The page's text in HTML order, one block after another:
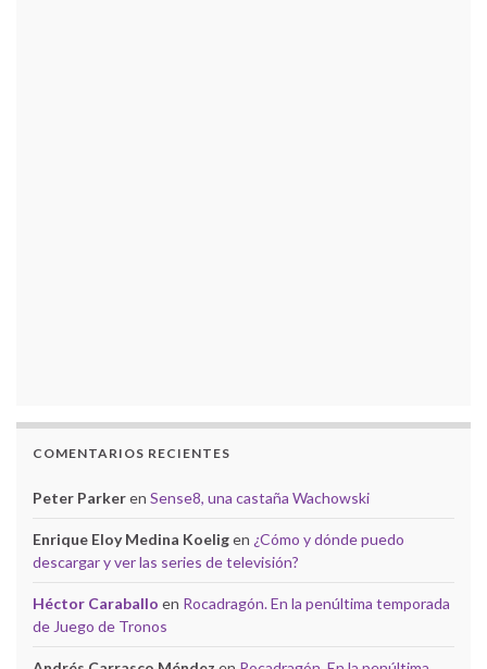
COMENTARIOS RECIENTES
Peter Parkeren Sense8, una castaña Wachowski
Enrique Eloy Medina Koeligen ¿Cómo y dónde puedo
descargar y ver las series de televisión?
Héctor Caraballo en Rocadragón. En la penúltima temporada
de Juego de Tronos